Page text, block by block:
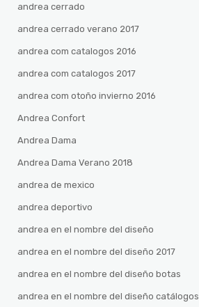
andrea cerrado
andrea cerrado verano 2017
andrea com catalogos 2016
andrea com catalogos 2017
andrea com otoño invierno 2016
Andrea Confort
Andrea Dama
Andrea Dama Verano 2018
andrea de mexico
andrea deportivo
andrea en el nombre del diseño
andrea en el nombre del diseño 2017
andrea en el nombre del diseño botas
andrea en el nombre del diseño catálogos